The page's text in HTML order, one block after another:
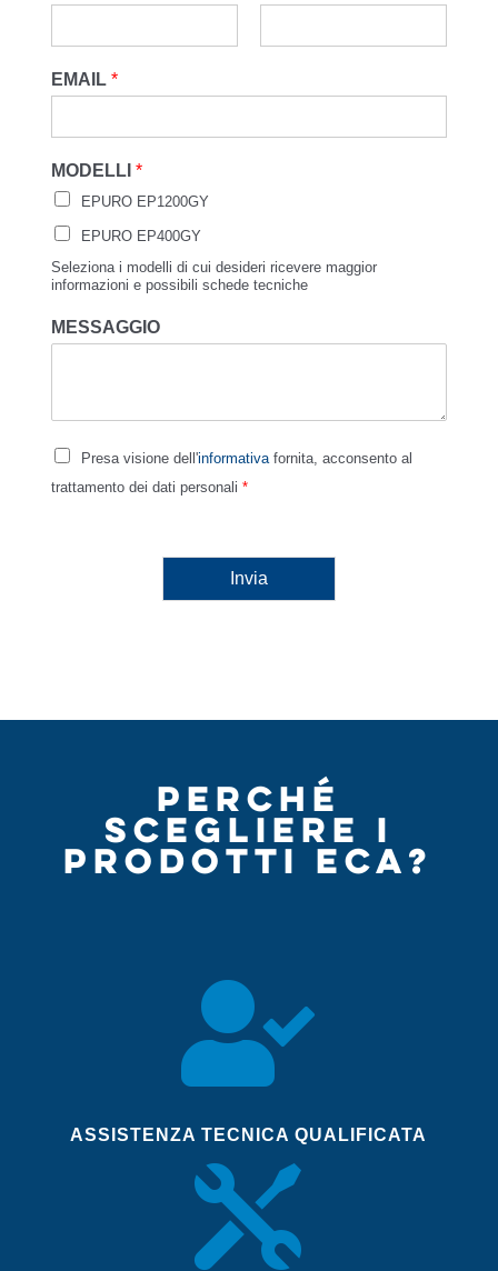
EMAIL *
MODELLI *
EPURO EP1200GY
EPURO EP400GY
Seleziona i modelli di cui desideri ricevere maggior
informazioni e possibili schede tecniche
MESSAGGIO
Presa visione dell'informativafornita, acconsento al
trattamento dei dati personali *
Invia
PERCHÉ
SCEGLIERE I
PRODOTTI ECA?

ASSISTENZA TECNICA QUALIFICATA
